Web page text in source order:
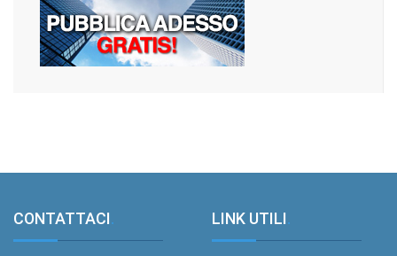
CONTATTACI. LINK UTILI.